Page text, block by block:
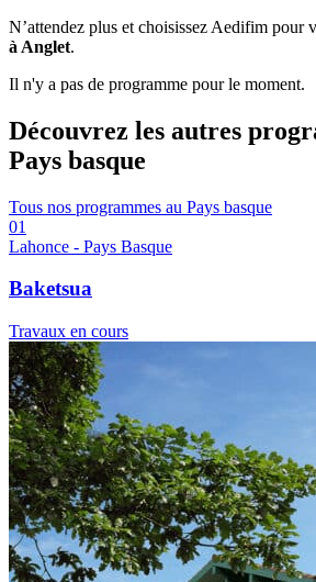
N’attendez plus et choisissez Aedifim pour
à Anglet.
Il n'y a pas de programme pour le moment.
Découvrez les autres
Pays basque
Tous nos programmes au Pays basque
01
Lahonce - Pays Basque
Baketsua
Travaux en cours